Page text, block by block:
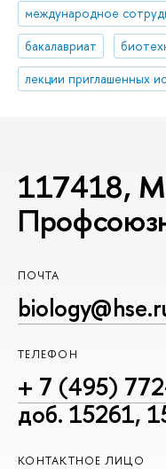
международное
бакалавриат
117418,
ПОЧТА
ТЕЛЕФОН
+ 7 (495)
доб. 15261,
КОНТАКТНОЕ ЛИЦО